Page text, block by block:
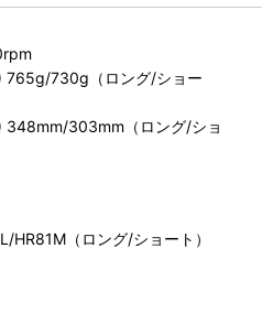
765g/730g（ロング/ショー
348mm/303mm（ロング/ショ
HR81M（ロング/ショート）